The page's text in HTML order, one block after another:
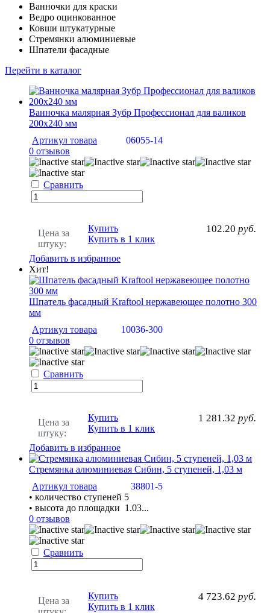
Ванночки для краски
Ведро оцинкованное
Ковши штукатурные
Стремянки алюминиевые
Шпатели фасадные
Перейти в каталог
Ванночка малярная Зубр Профессионал для валиков
200х240 мм
Артикул товара
06055-14
0 отзывов
Сравнить
Цена за
штуку:
102.20 руб.
Купить
Купить в 1 клик
Добавить в избранное
Хит!
Шпатель фасадный Kraftool нержавеющее полотно 300
мм
Артикул товара
10036-300
0 отзывов
Сравнить
Цена за
штуку:
1 281.32 руб.
Купить
Купить в 1 клик
Добавить в избранное
Стремянка алюминиевая Сибин, 5 ступеней, 1,03 м
Артикул товара
38801-5
• количество ступеней 5
• высота до площадки 1.03...
0 отзывов
Сравнить
Цена за
4 723.62 руб.
Купить
Купить в 1 клик